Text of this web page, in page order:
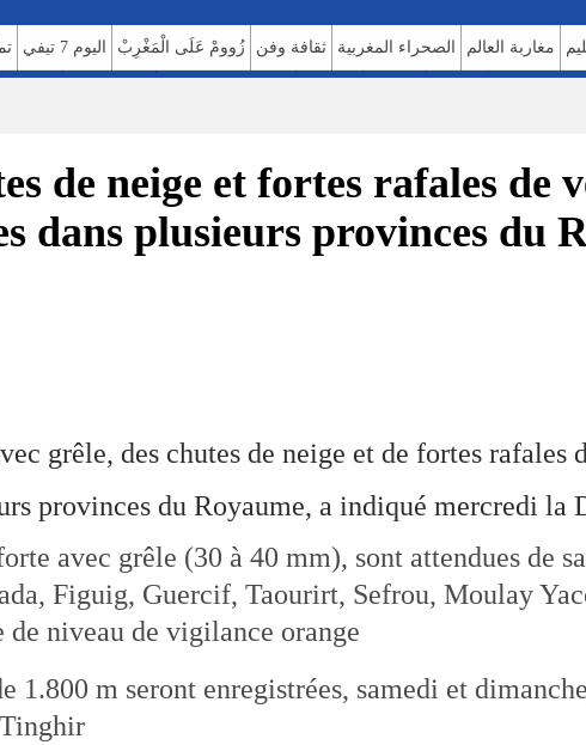
مغاربة العالم الصحراء المغربية ثقافة وفن زُوومْ عَلَى الْمَغْرِبْ اليوم 7 تيفي
de neige et fortes rafales de
dans plusieurs provinces du
grêle, des chutes de neige et de fortes rafales
provinces du Royaume, a indiqué mercredi
avec grêle (30 à 40 mm), sont attendues de
Figuig, Guercif, Taourirt, Sefrou, Moulay
niveau de vigilance orange.
1.800 m seront enregistrées, samedi et